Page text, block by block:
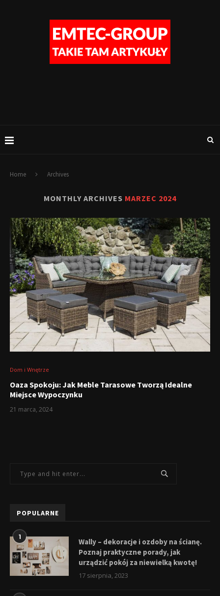
Home Archives
MONTHLY ARCHIVES MARZEC 2024
Dom i Wnętrze
Oaza Spokoju: Jak Meble Tarasowe Tworzą Idealne
Miejsce Wypoczynku
21 marca, 2024
POPULARNE
1
Wally – dekoracje i ozdoby na ścianę.
Poznaj praktyczne porady, jak
urządzić pokój za niewielką kwotę!
17 sierpnia, 2023